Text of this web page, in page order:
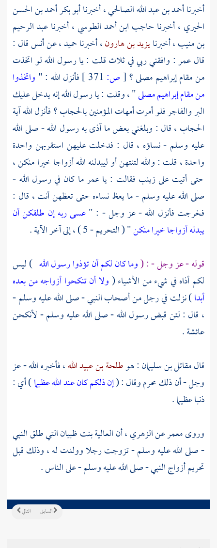
أخبرناأحمد بن عبد الله الصالحي، أخبرناأبو بكر أحمد بن الحسن
الحيري ، أخبرنا حاجب ابن أحمد الطوسي، أخبرناعبد الرحيم
بن منيب، أخبرنايزيد بن هارون، أخبرناحميد، عنأنسقال :
قال عمر : وافقني ربي في ثلاث قلت : يا رسول الله لو اتخذت
من مقام إبراهيم مصلى ؟[ص: فأنزل الله : " واتخذوا
من مقام إبراهيم مصلى" ، وقلت : يا رسول الله إنه يدخل عليك
البر والفاجر فلو أمرت أمهات المؤمنين بالحجاب ؟ فأنزل الله آية
الحجاب ، قال : وبلغني بعض ما آذى به رسول الله - صلى الله
عليه وسلم - نساؤه ، قال : فدخلت عليهن استقربهن واحدة
واحدة ، قلت : والله لتنتهن أو ليبدلنه الله أزواجا خيرا منكن ،
حتى أتيت علىزينب فقالت : ياعمرما كان في رسول الله -
صلى الله عليه وسلم - ما يعظ نساءه حتى تعظهن أنت ، قال :
فخرجت فأنزل الله - عز وجل - : "عسى ربه إن طلقكن أن
يبدله أزواجا خيرا منكن" ( التحريم - 5 ) ، إلى آخر الآية .
قوله - عز وجل - : (وما كان لكم أن تؤذوا رسول الله ) ليس
لكم أذاه في شيء من الأشياء (ولا أن تنكحوا أزواجه من بعده
أبدا) نزلت في رجل من أصحاب النبي - صلى الله عليه وسلم -
، قال : لئن قبض رسول الله - صلى الله عليه وسلم - لأنكحن
عائشة.
قالمقاتل بن سليمان: هوطلحة بن عبيد الله، فأخبره الله - عز
وجل - أن ذلك محرم وقال : (إن ذلكم كان عند الله عظيما) أي :
ذنبا عظيما .
وروىمعمرعنالزهري، أنالعالية بنت ظبيانالتي طلق النبي
- صلى الله عليه وسلم - تزوجت رجلا وولدت له ، وذلك قبل
تحريم أزواج النبي - صلى الله عليه وسلم - على الناس .
التالي السابق